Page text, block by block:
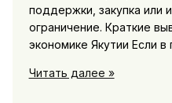
поддержки, закупка или
ограничение. Краткие
экономике Якутии Если в
Экономика
Читать далее »